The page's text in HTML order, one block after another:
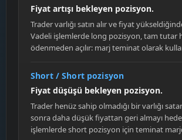
Fiyat artışı bekleyen pozisyon.
Trader varlığı satın alır ve fiyat
Vadeli işlemlerde long pozisyon, tam tutar
ödenmeden açılır: marj teminat olarak
Short / Short pozisyon
Fiyat düşüşü bekleyen pozisyon.
Trader henüz sahip olmadığı bir varlığı
sonra daha düşük fiyattan geri almayı
işlemlerde short pozisyon için teminat